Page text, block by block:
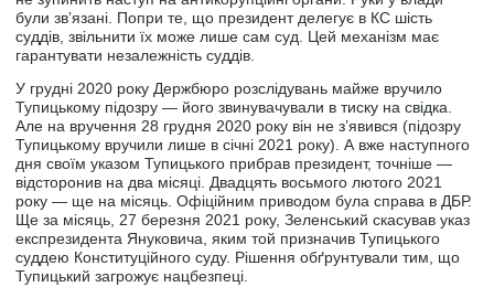
були звʼязані. Попри те, що президент делегує в КС шість
суддів, звільнити їх може лише сам суд. Цей механізм має
гарантувати незалежність суддів.
У грудні 2020 року Держбюро розслідувань майже вручило
Тупицькому підозру — його звинувачували в тиску на свідка.
Але на вручення 28 грудня 2020 року він не зʼявився (підозру
Тупицькому вручили лише в січні 2021 року). А вже наступного
дня своїм указом Тупицького прибрав президент, точніше —
відсторонив на два місяці. Двадцять восьмого лютого 2021
року — ще на місяць. Офіційним приводом була справа в ДБР.
Ще за місяць, 27 березня 2021 року, Зеленський скасував указ
експрезидента Януковича, яким той призначив Тупицького
суддею Конституційного суду. Рішення обґрунтували тим, що
Тупицький загрожує нацбезпеці.